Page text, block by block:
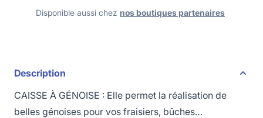
Disponible aussi chez nos boutiques partenaires
Description
CAISSE À GÉNOISE : Elle permet la réalisation de
belles génoises pour vos fraisiers, bûches…